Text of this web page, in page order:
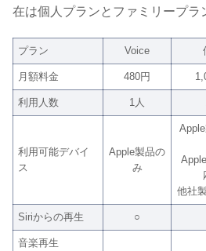
在は個人プランとファミリープラ
プラン Voice
月額料金 480円
利用人数 1人
利用可能デバイ
ス
Apple製品の
み
他社
Siriからの再生 ○
音楽再生